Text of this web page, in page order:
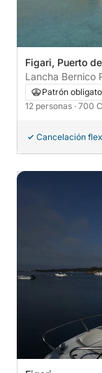
Figari, Puerto
Patrón
12 personas · 700
Cancelación